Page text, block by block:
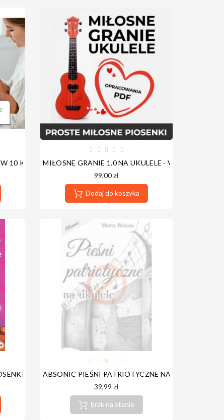
ROCZNY
W 10 KROKACH - ADRIAN MINIARSKI E-BOOK
MIŁOSNE GRANIE 1.0 NA UKULELE - VOD - NOWA
99,00 zł
Dodaj do koszyka
DZIECIĘCE NA UKULELE

ABSONIC PIEŚNI PATRIOTYCZNE NA UKULELE
39,99 zł
brak na stanie